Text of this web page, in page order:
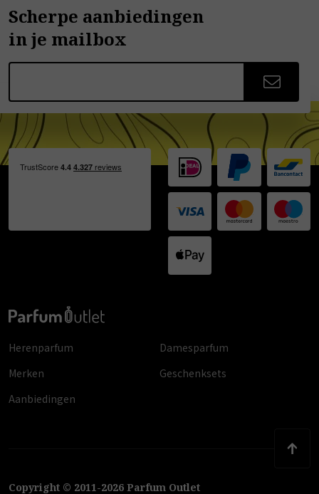
Scherpe aanbiedingen
in je mailbox
Herenparfum
Damesparfum
Merken
Geschenksets
Aanbiedingen
Copyright © 2011-2026 Parfum Outlet